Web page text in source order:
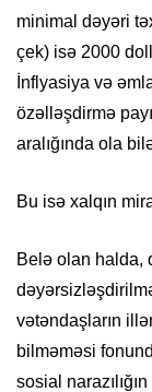
minimal dəyəri
çek) isə 2000
İnflyasiya və
özəlləşdirmə
aralığında ola
Bu isə xalqın
Belə olan halda,
vətəndaşların
bilməməsi
sosial